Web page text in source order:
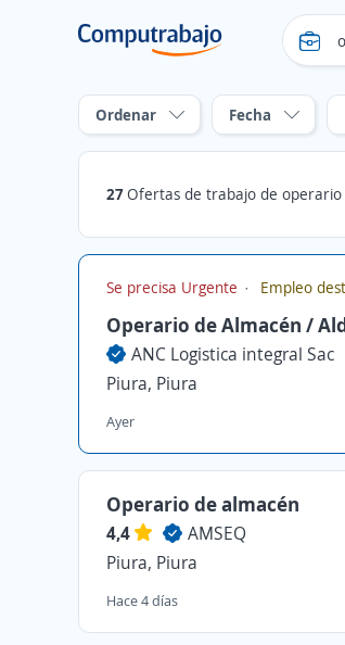
Ordenar Fecha
27Ofertas de trabajo de operario de
Se precisa Urgente Empleo
Operario de Almacén /
ANC Logistica integral Sac
Piura, Piura
Ayer
Operario de almacén
4,4
AMSEQ
Piura, Piura
Hace 4 días